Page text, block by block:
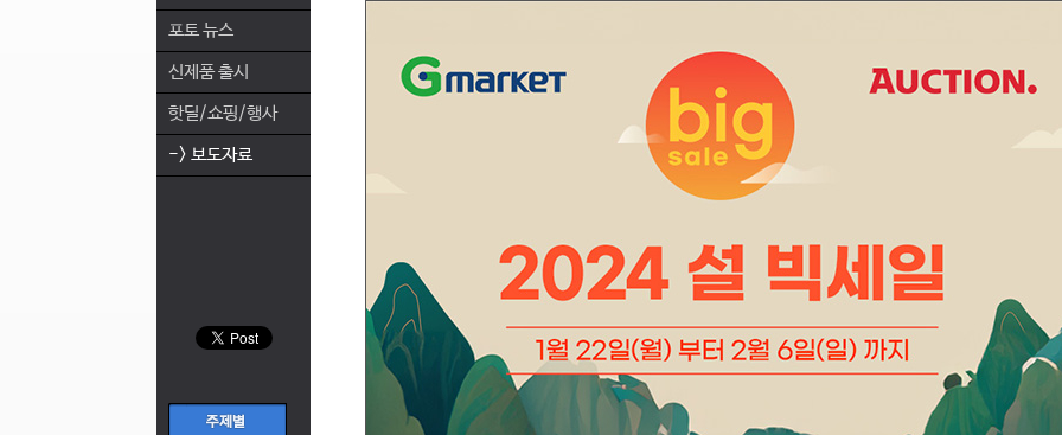
포토 뉴스
신제품 출시
핫딜/쇼핑/행사
-> 보도자료